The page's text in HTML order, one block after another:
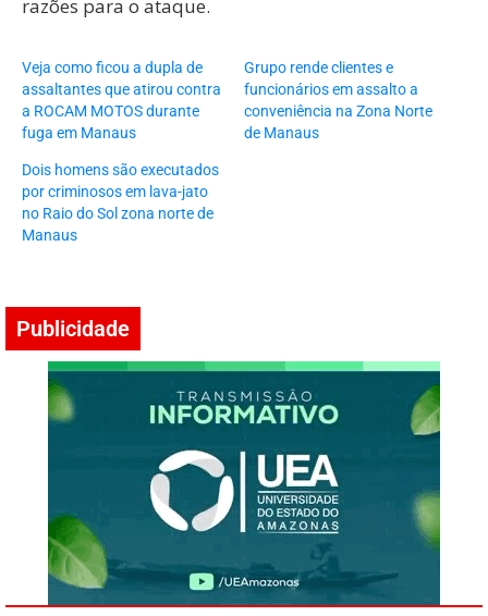
razões para o ataque.
Veja como ficou a dupla de
assaltantes que atirou contra
a ROCAM MOTOS durante
fuga em Manaus
Grupo rende clientes e
funcionários em assalto a
conveniência na Zona Norte
de Manaus
Dois homens são executados
por criminosos em lava-jato
no Raio do Sol zona norte de
Manaus
Publicidade